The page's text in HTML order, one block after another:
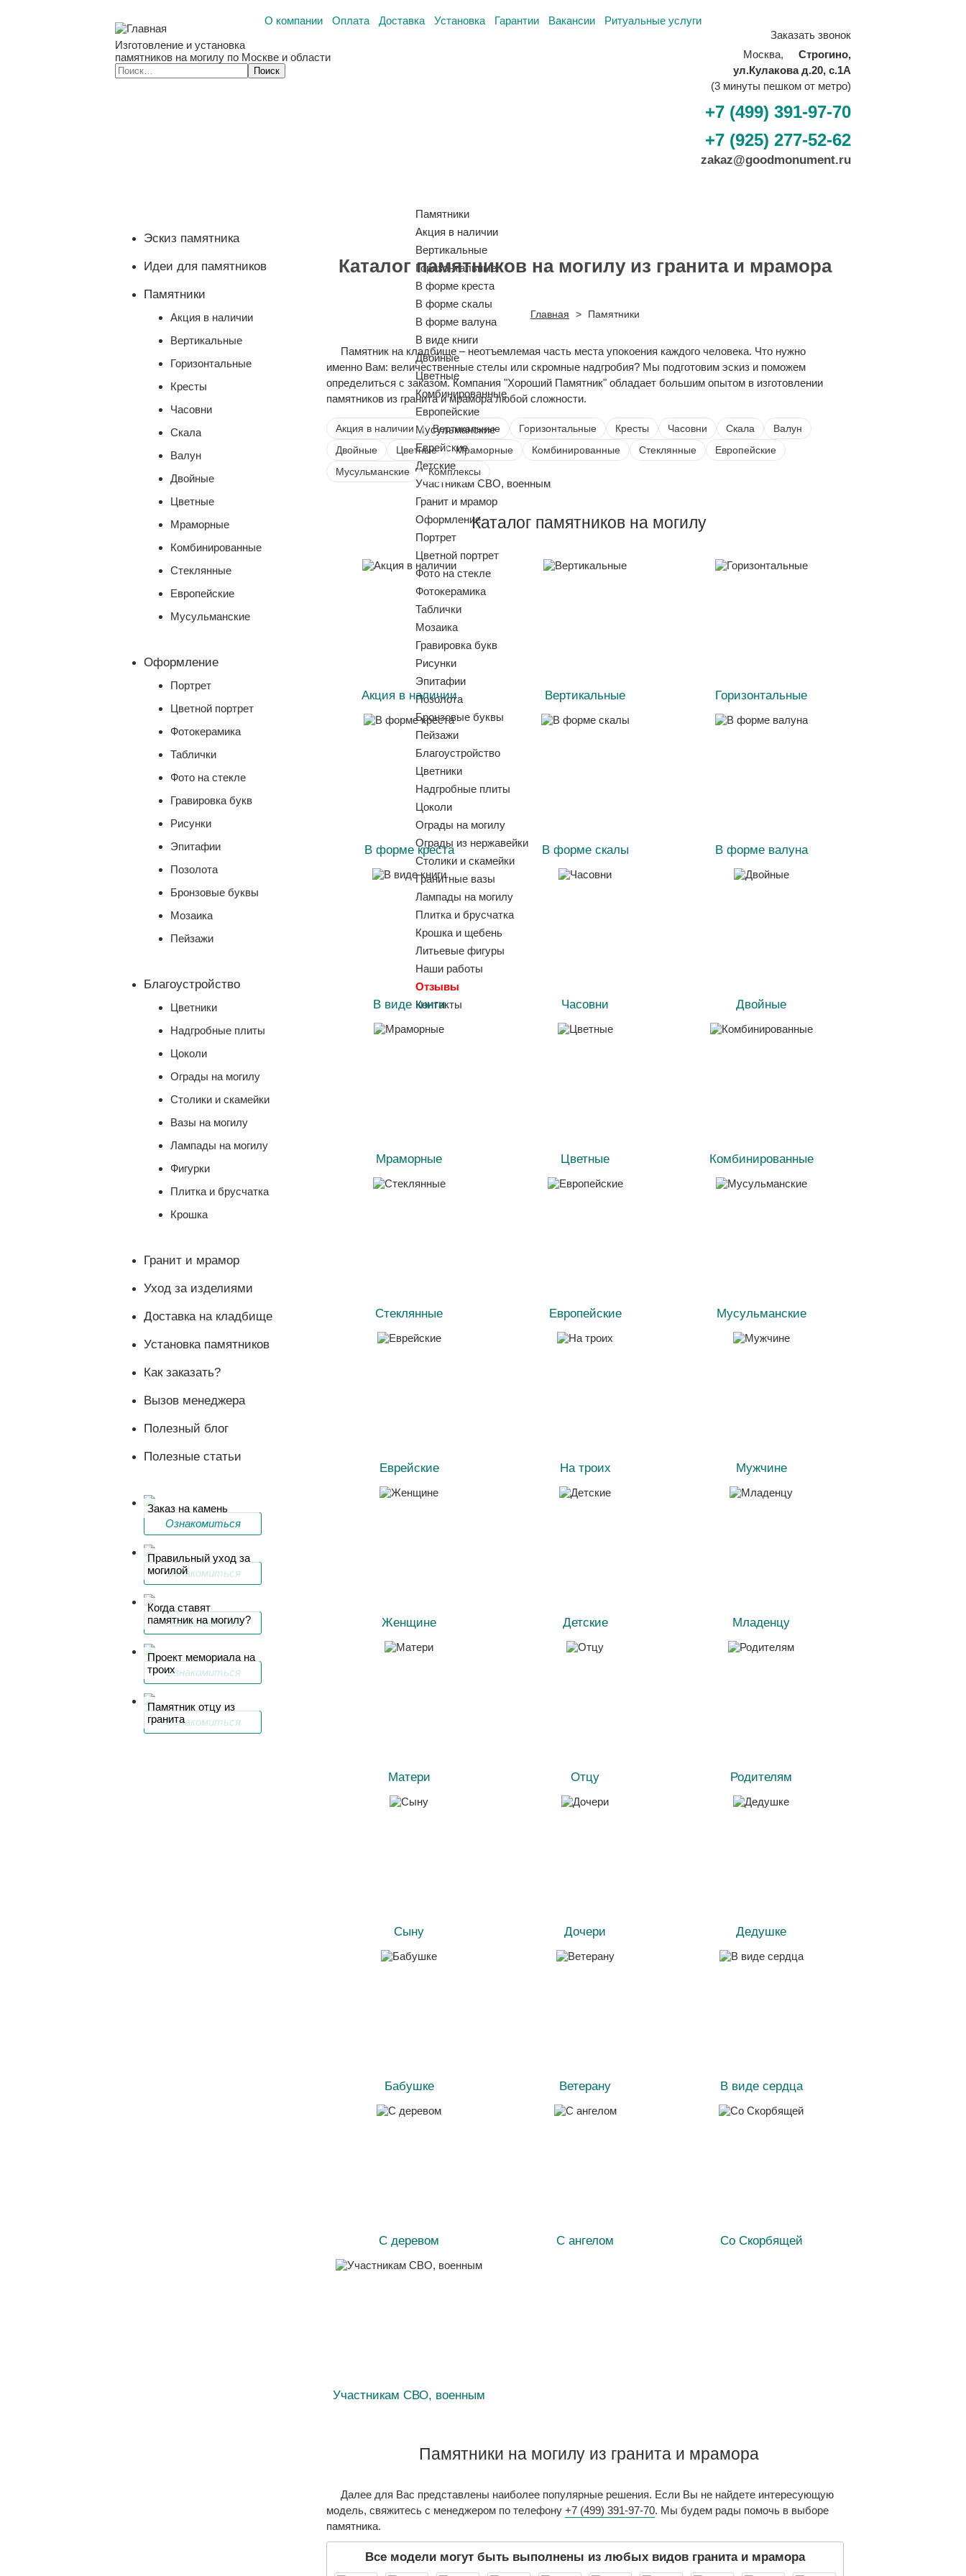
О компании Оплата Доставка Установка Гарантии Вакансии
Ритуальные услуги
Изготовление и установка
памятников на могилу по Москве и области
Заказать звонок
Москва,
Строгино,
ул.Кулакова д.20, с.1А
(3 минуты пешком от метро)
+7 (499) 391-97-70
+7 (925) 277-52-62
zakaz@goodmonument.ru
Памятники
Акция в наличии
Вертикальные
Горизонтальные
В форме креста
В форме скалы
В форме валуна
В виде книги
Двойные
Цветные
Комбинированные
Европейские
Мусульманские
Еврейские
Детские
Участникам СВО, военным
Гранит и мрамор
Оформление
Портрет
Цветной портрет
Фото на стекле
Фотокерамика
Таблички
Мозаика
Гравировка букв
Рисунки
Эпитафии
Позолота
Бронзовые буквы
Пейзажи
Благоустройство
Цветники
Надгробные плиты
Цоколи
Ограды на могилу
Ограды из нержавейки
Столики и скамейки
Гранитные вазы
Лампады на могилу
Плитка и брусчатка
Крошка и щебень
Литьевые фигуры
Наши работы
Отзывы
Контакты
Эскиз памятника
Идеи для памятников
Памятники
Акция в наличии
Вертикальные
Горизонтальные
Кресты
Часовни
Скала
Валун
Двойные
Цветные
Мраморные
Комбинированные
Стеклянные
Европейские
Мусульманские
Оформление
Портрет
Цветной портрет
Фотокерамика
Таблички
Фото на стекле
Гравировка букв
Рисунки
Эпитафии
Позолота
Бронзовые буквы
Мозаика
Пейзажи
Благоустройство
Цветники
Надгробные плиты
Цоколи
Ограды на могилу
Столики и скамейки
Вазы на могилу
Лампады на могилу
Фигурки
Плитка и брусчатка
Крошка
Гранит и мрамор
Уход за изделиями
Доставка на кладбище
Установка памятников
Как заказать?
Вызов менеджера
Полезный блог
Полезные статьи
Заказ на камень
Ознакомиться
Правильный уход за
могилой
Ознакомиться
Когда ставят
памятник на могилу?
Ознакомиться
Проект мемориала на
троихОзнакомиться
Памятник отцу из
гранитаОзнакомиться
Каталог памятников на могилу из гранита и мрамора
Главная > Памятники
Памятник на кладбище – неотъемлемая часть места упокоения каждого человека. Что нужно
именно Вам: величественные стелы или скромные надгробия? Мы подготовим эскиз и поможем
определиться с заказом. Компания "Хороший Памятник" обладает большим опытом в изготовлении
памятников из гранита и мрамора любой сложности.
Акция в наличии Вертикальные Горизонтальные Кресты Часовни Скала
Валун
Двойные
Цветные Мраморные Комбинированные Стеклянные
Европейские
Мусульманские
Комплексы
Каталог памятников на могилу
Акция в наличии Вертикальные Горизонтальные
В форме креста В форме скалы В форме валуна
В виде книги Часовни Двойные
Мраморные Цветные Комбинированные
Стеклянные Европейские Мусульманские
Еврейские На троих Мужчине
Женщине Детские Младенцу
Матери Отцу Родителям
Сыну Дочери Дедушке
Бабушке Ветерану В виде сердца
С деревом С ангелом Со Скорбящей
Участникам СВО, военным
Памятники на могилу из гранита и мрамора
Далее для Вас представлены наиболее популярные решения. Если Вы не найдете интересующую
модель, свяжитесь с менеджером по телефону +7 (499) 391-97-70. Мы будем рады помочь в выборе
памятника.
Все модели могут быть выполнены из любых видов гранита и мрамора